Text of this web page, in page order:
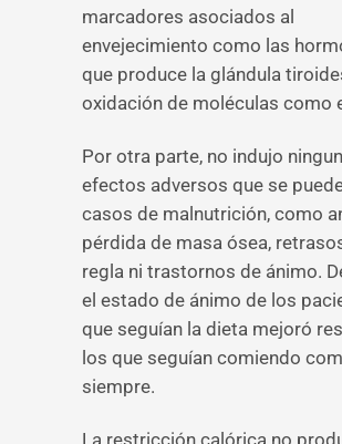
marcadores asociados al
envejecimiento como las
que produce la glándula
oxidación de moléculas como
Por otra parte, no indujo
efectos adversos que se
casos de malnutrición, como
pérdida de masa ósea,
regla ni trastornos de ánimo.
el estado de ánimo de los
que seguían la dieta mejoró
los que seguían comiendo
siempre.
La restricción calórica no